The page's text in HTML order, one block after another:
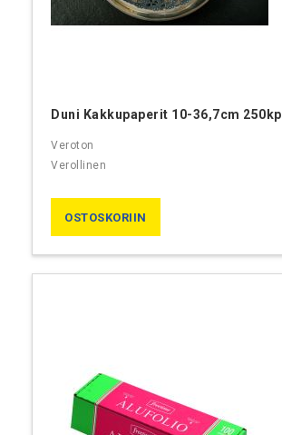
Duni Kakkupaperit 10-36,7cm 250kpl
OSTOSKORIIN